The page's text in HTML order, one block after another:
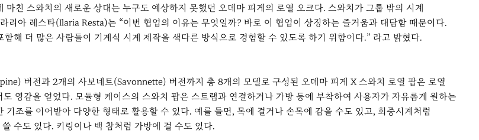
친 스와치의 새로운 상대는 누구도 예상하지 못했던 오데마 피게의 로열 오크다. 스와치가 그룹 밖의 시계
리아 레스타(Ilaria Resta)는 “이번 협업의 이유는 무엇일까? 바로 이 협업이 상징하는 즐거움과 대담함 때문이다.
해 더 많은 사람들이 기계식 시계 제작을 색다른 방식으로 경험할 수 있도록 하기 위함이다.” 라고 밝혔다.
버전과 2개의 사보네트(Savonnette) 버전까지 총 8개의 모델로 구성된 오데마 피게 X 스와치 로열 팝은 로열
영감을 얻었다. 모듈형 케이스의 스와치 팝은 스트랩과 연결하거나 가방 등에 부착하여 사용자가 자유롭게 원하는
조를 이어받아 다양한 형태로 활용할 수 있다. 예를 들면, 목에 걸거나 손목에 감을 수도 있고, 회중시계처럼
수도 있다. 키링이나 백 참처럼 가방에 걸 수도 있다.